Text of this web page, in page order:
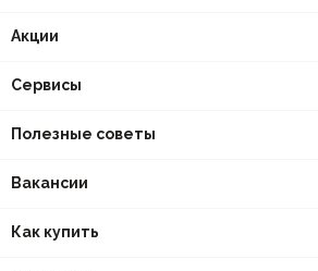
Акции
Сервисы
Полезные советы
Вакансии
Как купить